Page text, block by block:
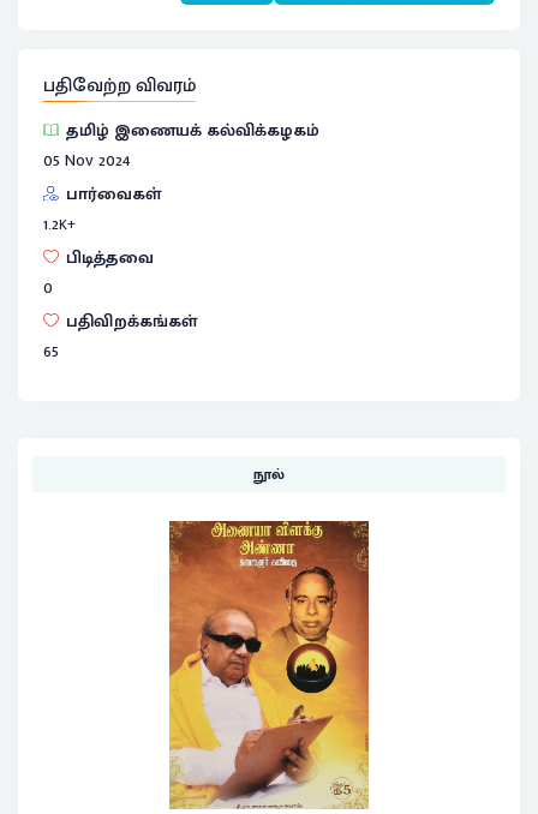
பதிவேற்ற விவரம்
தமிழ் இணையக் கல்விக்கழகம்
05 Nov 2024
பார்வைகள்
1.2K+
பிடித்தவை
0
பதிவிறக்கங்கள்
65
நூல்